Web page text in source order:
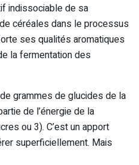
indissociable de sa
céréales dans le processus
ses qualités aromatiques
la fermentation des
grammes de glucides de la
de l’énergie de la
ou 3). C’est un apport
superficiellement. Mais